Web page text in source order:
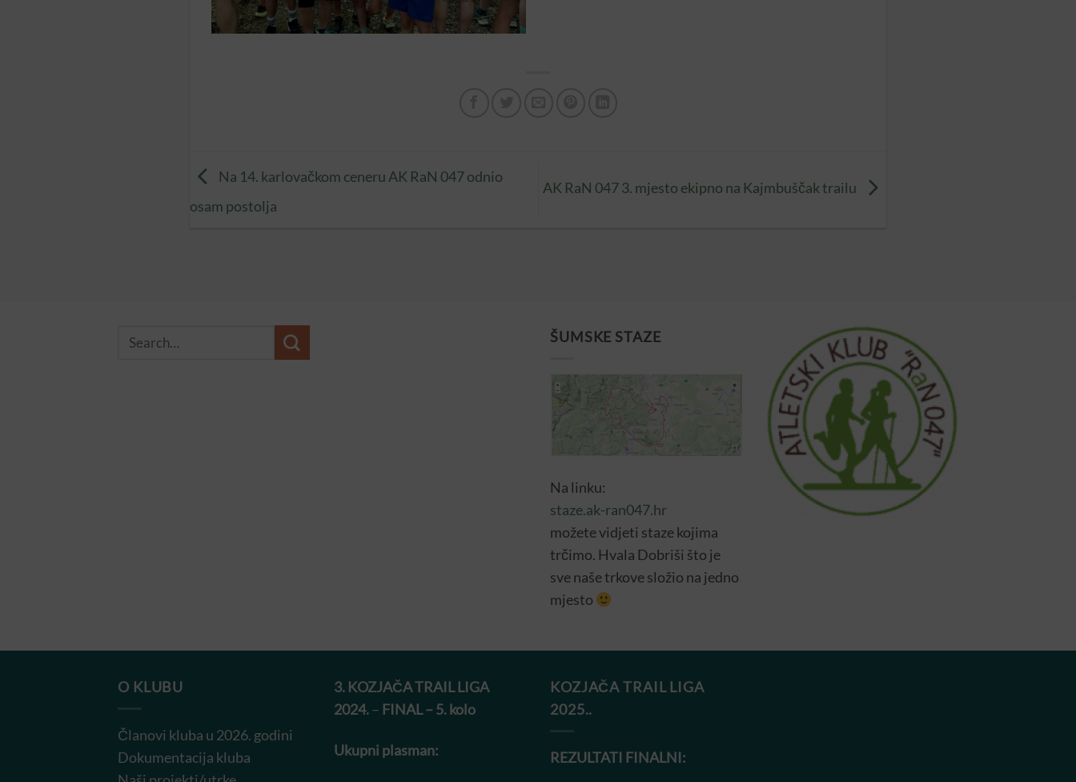
Na 14. karlovačkom ceneru AK RaN 047 odnio
osam postolja
AK RaN 047 3. mjesto ekipno na Kajmbuščak trailu
ŠUMSKE STAZE
Na linku:
staze.ak-ran047.hr
možete vidjeti staze kojima
trčimo. Hvala Dobriši što je
sve naše trkove složio na jedno
mjesto
O KLUBU
Članovi kluba u 2026. godini
Dokumentacija kluba
3. KOZJAČA TRAIL LIGA
2024.– FINAL – 5. kolo
Ukupni plasman:
KOZJAČA TRAIL LIGA
2025..
REZULTATI FINALNI: